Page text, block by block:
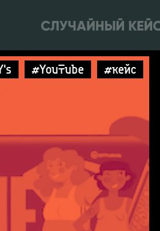
СЛУЧАЙНЫЙ
#YouTube #кейс